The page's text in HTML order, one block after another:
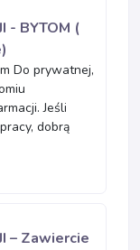
- BYTOM (
Do prywatnej,
Jeśli
dobrą
– Zawiercie